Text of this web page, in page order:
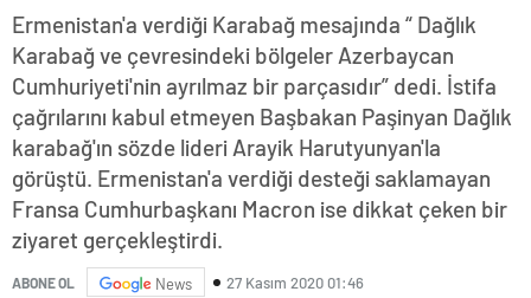
Ermenistan'a verdiği Karabağ mesajında “ Dağlık
Karabağ ve çevresindeki bölgeler Azerbaycan
Cumhuriyeti'nin ayrılmaz bir parçasıdır” dedi. İstifa
çağrılarını kabul etmeyen Başbakan Paşinyan Dağlık
karabağ'ın sözde lideri Arayik Harutyunyan'la
görüştü. Ermenistan'a verdiği desteği saklamayan
Fransa Cumhurbaşkanı Macron ise dikkat çeken bir
ziyaret gerçekleştirdi.
ABONE OL News 27 Kasım 2020 01:46